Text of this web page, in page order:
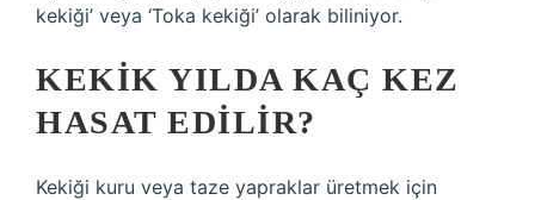
kekiği’ veya ‘Toka kekiği’ olarak biliniyor.
KEKIK YILDA KAÇ KEZ
HASAT EDILIR?
Kekiği kuru veya taze yapraklar üretmek için